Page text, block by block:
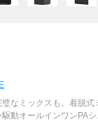
なミックスも。着脱式
動オールインワンPAシ